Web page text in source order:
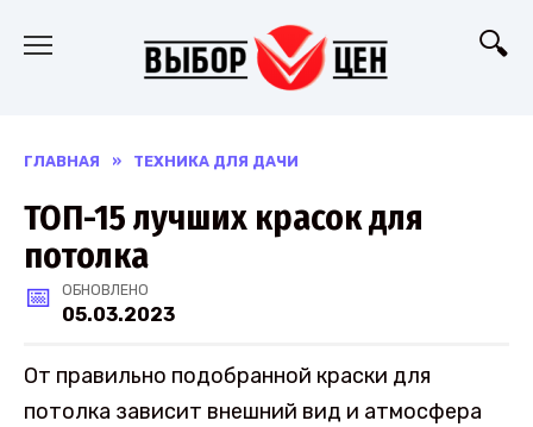
ГЛАВНАЯ » ТЕХНИКА ДЛЯ ДАЧИ
ТОП-15 лучших красок для
потолка
ОБНОВЛЕНО
05.03.2023
От правильно подобранной краски для
потолка зависит внешний вид и атмосфера